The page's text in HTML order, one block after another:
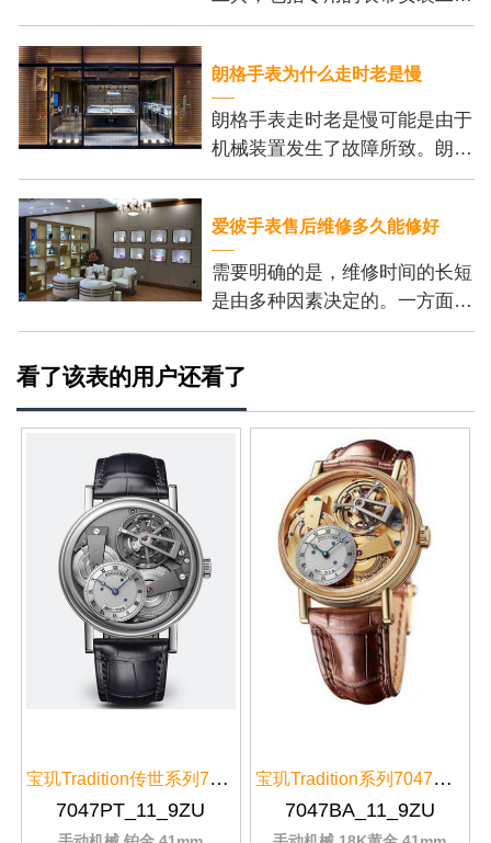
具、刻度尺和细尖钳。这些工具
带，并保证我们的操作
朗格手表为什么走时老是慢
朗格手表走时老是慢可能是由于
机械装置发生了故障所致。朗格
手表的机芯内部有许多精密的齿
证手表准确走时的基
爱彼手表售后维修多久能修好
需要明确的是，维修时间的长短
是由多种因素决定的。一方面，
维修的复杂程度是个重要的考虑
池或调整表带长度，
看了该表的用户还看了
宝玑Tradition传世系列7047PT/11/9ZU黑色表盘
7047PT_11_9ZU
宝玑Tradition系列7047BA/11/9ZU表经41mm
7047BA_11_9ZU